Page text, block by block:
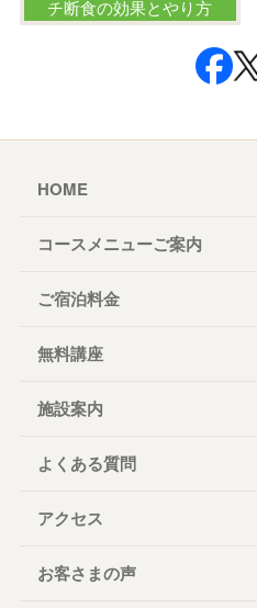
チ断食の効果とやり方
HOME
コースメニューご案内
ご宿泊料金
無料講座
施設案内
よくある質問
アクセス
お客さまの声